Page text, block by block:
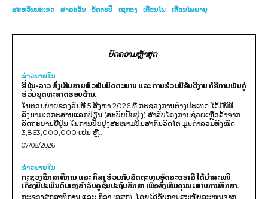
ສະຫວັນນະເຂດ
ສາລະວັນ ອັດຕະປື ເຊກອງ ເຕືອນໄພ ເຕືອນໄພພາຍຸ
ບົດຄວາມຫຼ້າສຸດ
ຂ່າວພາຍ​ໃນ
ຍີ່ປຸ່ນ-ລາວ ສົ່ງເສີມສາຍພົວພັນມິດຕະພາບ ແລະ ການຮ່ວມມືອັນດີງາມ ກໍຄືການເປັນຄູ່
ຮ່ວມຍຸດທະສາດຮອບດ້ານ.
ໃນຕອນບ່າຍຂອງວັນທີ 5 ສິງຫາ 2026 ທີ່ ກະຊວງການຕ່າງປະເທດ ໄດ້ມີພິທີ
ລົງນາມເອກະສານແລກປ່ຽນ (ສະບັບປັບປຸງ) ສໍາລັບໂຄງການຊ່ວຍເຫຼືອລ້າຈາກ
ລັດຖະບານຍີ່ປຸ່ນ ໃນການປັບປຸງສະໜາມບິນສາກົນວັດໄຕ ມູນຄ່າລວມທັງໝົດ
3,863,000,000 ເຢນ ຫຼື...
07/08/2026
ຂ່າວພາຍ​ໃນ
ກະຊວງສຶກສາທິການ ແລະ ກິລາ ຮ່ວມກັບລັດຖະບານອົດສະຕຣາລີ ໄດ້ນຳສະເໜີ
ເຄື່ອງມືປະເມີນຕົນເອງສຳລັບຄູຊັ້ນປະຖົມສຶກສາ ເພື່ອສົ່ງເສີມຄຸນນະພາບການສຶກສາ.
ກະຊວງສຶກສາທິການ ແລະ ກິລາ (ສສກ), ໂດຍໄດ້ຮັບການສະໜັບສະໜູນຈາກ